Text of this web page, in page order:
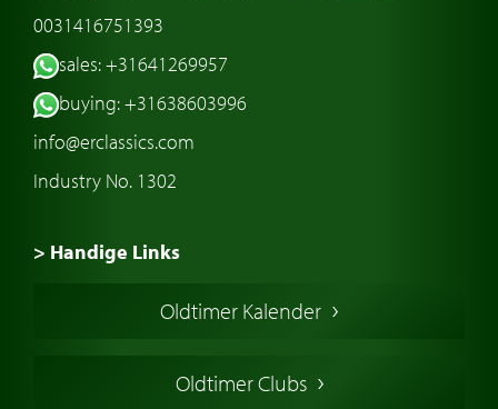
0031416751393
sales: +31641269957
buying: +31638603996
info@erclassics.com
Industry No. 1302
> Handige Links
Amerikaanse oldtimers
Oldtimer Kalender
Oldtimer Clubs